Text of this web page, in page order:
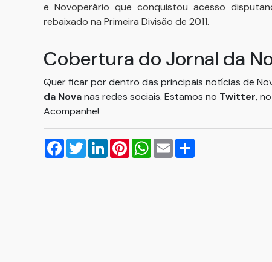
e Novoperário que conquistou acesso
rebaixado na Primeira Divisão de 2011.
Cobertura do Jornal da
Quer ficar por dentro das principais notícias de
da Novanas redes sociais. Estamos no Twitter, no
Acompanhe!
Facebook
TwitterLinkedInPinterestWhatsApp
Email